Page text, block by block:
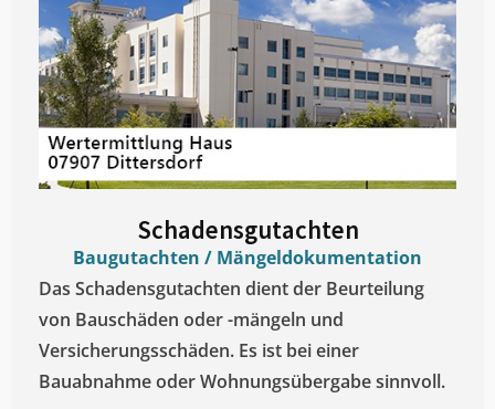
Schadensgutachten
Baugutachten / Mängeldokumentation
Das Schadensgutachten dient der Beurteilung
von Bauschäden oder -mängeln und
Versicherungsschäden. Es ist bei einer
Bauabnahme oder Wohnungsübergabe sinnvoll.